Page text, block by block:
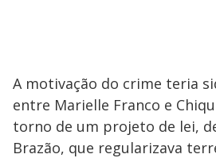
A motivação do crime teria
entre Marielle Franco e
torno de um projeto de lei,
Brazão, que regularizava